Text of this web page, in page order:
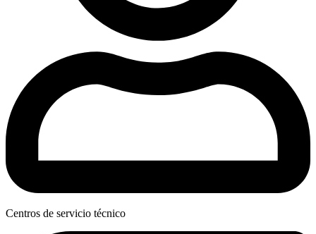
Centros de servicio técnico